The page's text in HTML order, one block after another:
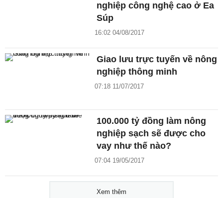
nghiệp công nghệ cao ở Ea
Súp
16:02 04/08/2017
Giao lưu trực tuyến về nông
nghiệp thông minh
07:18 11/07/2017
100.000 tỷ đồng làm nông
nghiệp sạch sẽ được cho
vay như thế nào?
07:04 19/05/2017
Xem thêm